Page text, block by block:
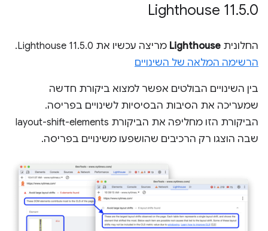
‫Lighthouse 11.5.0
החלונית Lighthouse מריצה עכשיו את Lighthouse 11.5.0.
הרשימה המלאה של השינויים
בין השינויים הבולטים אפשר למצוא ביקורת חדשה
שמעריכה את הסיבות הבסיסיות לשינויים בפריסה.
הביקורת הזו מחליפה את הביקורת layout-shift-elements
שבה הוצגו רק הרכיבים שהושפעו משינויים בפריסה.